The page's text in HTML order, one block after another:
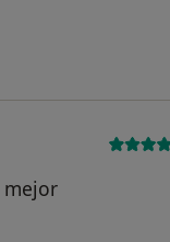
Juanjo
mejor
MVG